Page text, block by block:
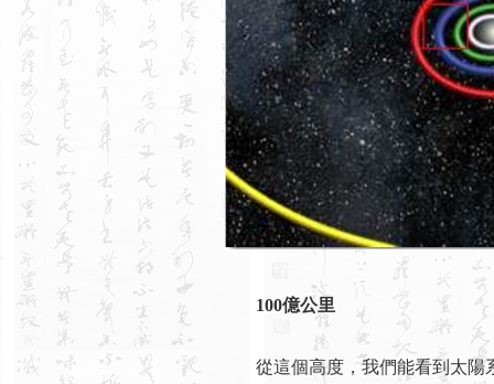
100億公里
從這個高度，我們能看到太陽